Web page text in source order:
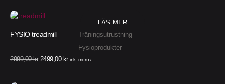
LÄS MER
FYSIO treadmill
Träningsutrustning
Fysioprodukter
2999,00kr 2499,00 kr ink. moms